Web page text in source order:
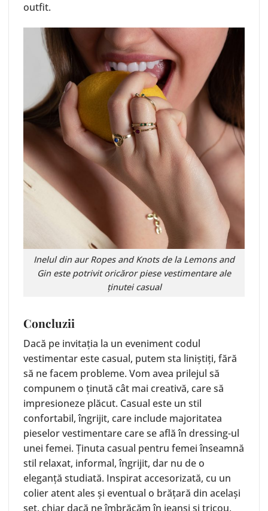
outfit.
Inelul din aurRopes and Knotsde la Lemons and
Gin este potrivit oricăror piese vestimentare ale
ținutei casual
Concluzii
Dacă pe invitația la un eveniment codul
vestimentar este casual, putem sta liniștiți, fără
să ne facem probleme. Vom avea prilejul să
compunem o ținută cât mai creativă, care să
impresioneze plăcut. Casual este un stil
confortabil, îngrijit, care include majoritatea
pieselor vestimentare care se află în dressing-ul
unei femei. Ținuta casual pentru femei înseamnă
stil relaxat, informal, îngrijit, dar nu de o
eleganță studiată. Inspirat accesorizată, cu un
colier atent ales și eventual o brățară din același
set, chiar dacă ne îmbrăcăm în jeanși și tricou,